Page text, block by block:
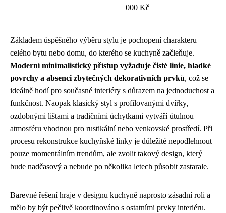
000 Kč
Základem úspěšného výběru stylu je pochopení charakteru
celého bytu nebo domu, do kterého se kuchyně začleňuje.
Moderní minimalistický přístup vyžaduje čisté linie, hladké
povrchy a absenci zbytečných dekorativních prvků, což se
ideálně hodí pro současné interiéry s důrazem na jednoduchost a
funkčnost. Naopak klasický styl s profilovanými dvířky,
ozdobnými lištami a tradičními úchytkami vytváří útulnou
atmosféru vhodnou pro rustikální nebo venkovské prostředí. Při
procesu rekonstrukce kuchyňské linky je důležité nepodlehnout
pouze momentálním trendům, ale zvolit takový design, který
bude nadčasový a nebude po několika letech působit zastarale.
Barevné řešení hraje v designu kuchyně naprosto zásadní roli a
mělo by být pečlivě koordinováno s ostatními prvky interiéru.